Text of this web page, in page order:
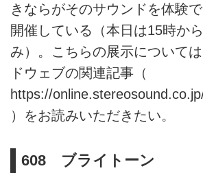
きならがそのサウンドを体験
開催している（本日は15時か
み）。こちらの展示について
ドウェブの関連記事（
https://
）をお読みいただきたい。
608 ブライトーン